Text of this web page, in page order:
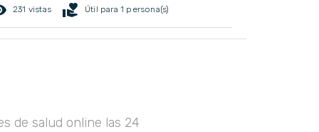
231 vistas volunteer_activism Útil para 1 persona(s)
de salud online las 24